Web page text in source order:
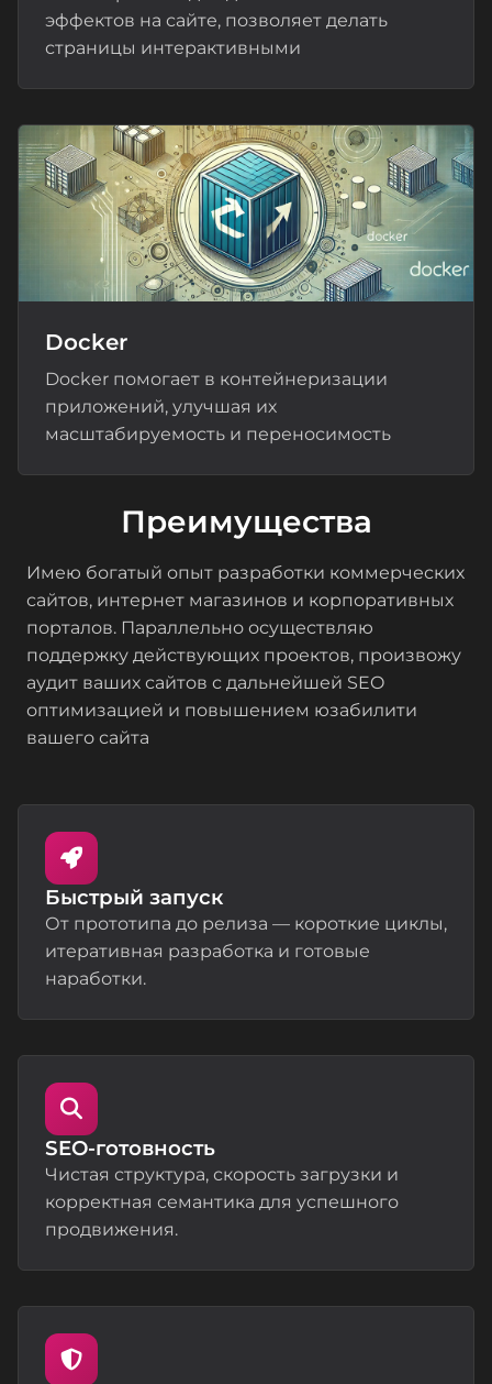
эффектов на сайте, позволяет делать
страницы интерактивными
Docker
Docker помогает в контейнеризации
приложений, улучшая их
масштабируемость и переносимость
Преимущества
Имею богатый опыт разработки коммерческих
сайтов, интернет магазинов и корпоративных
порталов. Параллельно осуществляю
поддержку действующих проектов, произвожу
аудит ваших сайтов с дальнейшей SEO
оптимизацией и повышением юзабилити
вашего сайта
Быстрый запуск
От прототипа до релиза — короткие циклы,
итеративная разработка и готовые
наработки.
SEO‑готовность
Чистая структура, скорость загрузки и
корректная семантика для успешного
продвижения.